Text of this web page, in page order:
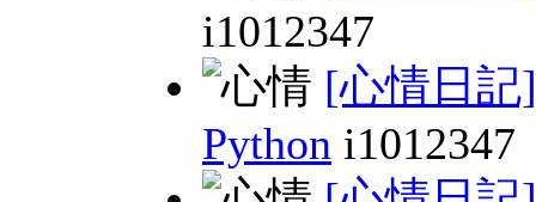
i1012347
[心情日記]
Python i1012347